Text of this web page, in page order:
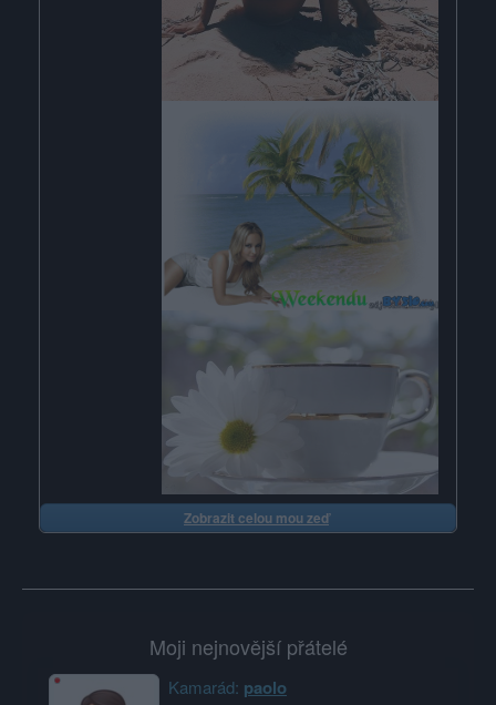
Zobrazit celou mou zeď
Moji nejnovější přátelé
Kamarád: paolo